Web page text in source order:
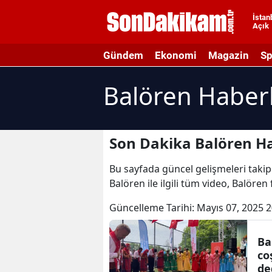
Açık
Gündem Ekonomi Magazin
Balören
Son Dakika Balören
Bu sayfada güncel gelişmeleri
Balören ile ilgili tüm video,
Güncelleme Tarihi: Mayıs 07, 2025